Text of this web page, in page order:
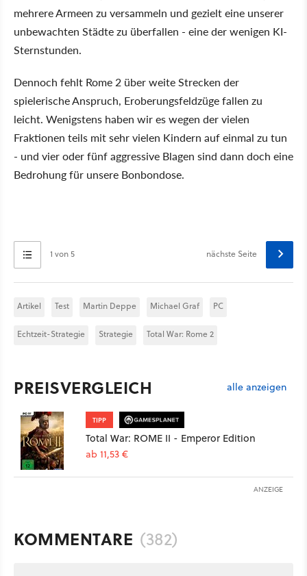
mehrere Armeen zu versammeln und gezielt eine unserer
unbewachten Städte zu überfallen - eine der wenigen KI-
Sternstunden.
Dennoch fehlt Rome 2 über weite Strecken der
spielerische Anspruch, Eroberungsfeldzüge fallen zu
leicht. Wenigstens haben wir es wegen der vielen
Fraktionen teils mit sehr vielen Kindern auf einmal zu tun
- und vier oder fünf aggressive Blagen sind dann doch eine
Bedrohung für unsere Bonbondose.
1 von 5 nächste Seite
Artikel Test Martin Deppe Michael Graf PC
Echtzeit-Strategie Strategie Total War: Rome 2
PREISVERGLEICH alle anzeigen
TIPP
Total War: ROME II - Emperor Edition
ab 11,53 €
ANZEIGE
KOMMENTARE (382)